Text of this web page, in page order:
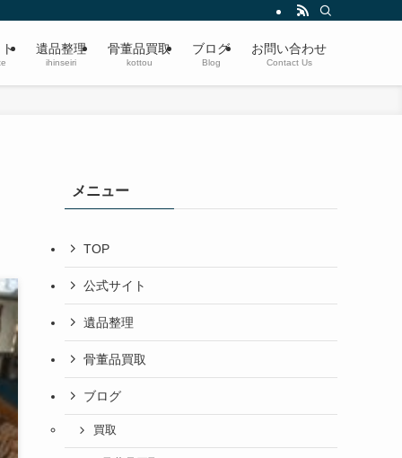
整理・生前整理・蔵の整理・空き家整理〜ブランド品、切手、楽器、時計、
遺品整理
ihinseiri
骨董品買取
kottou
ブログ
Blog
お問い合わせ
Contact Us
メニュー
TOP
公式サイト
遺品整理
骨董品買取
ブログ
買取